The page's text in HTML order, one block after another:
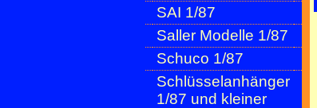
SAI 1/87
Saller Modelle 1/87
Schuco 1/87
Schlüsselanhänger
1/87 und kleiner